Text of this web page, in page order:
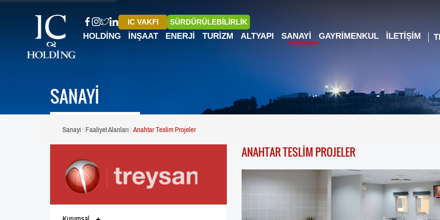
IC VAKFI SÜRDÜRÜLEBİLİRLİK
HOLDING İNŞAAT ENERJI TURIZM ALTYAPI SANAYI GAYRIMENKUL İLETIŞIM
SANAYİ
Sanayi Faaliyet Alanları Anahtar Teslim Projeler
ANAHTAR TESLİM PROJELER